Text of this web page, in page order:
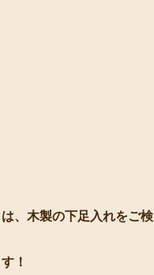
、木製の下足入れをご検
！